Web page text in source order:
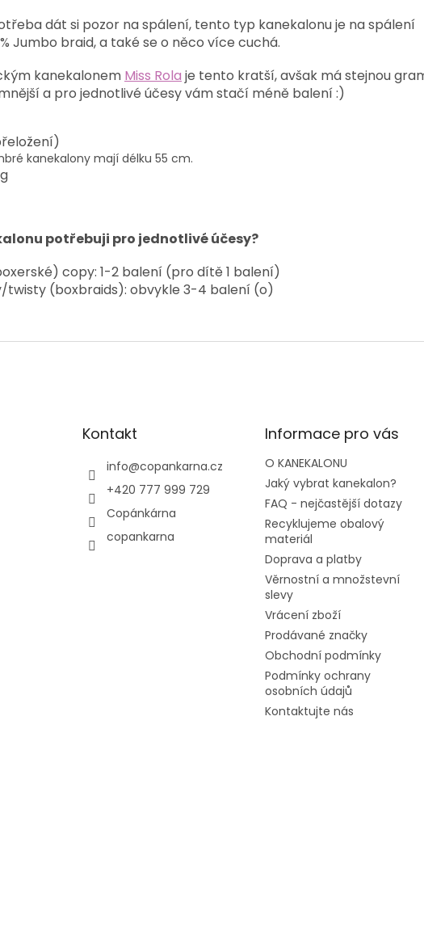
dát si pozor na spálení, tento typ kanekalonu je na spálení
Jumbo braid, a také se o něco více cuchá.
kanekalonem Miss Rola je tento kratší, avšak má stejnou
a pro jednotlivé účesy vám stačí méně balení :)
kanekalony mají délku 55 cm.
potřebuji pro jednotlivé účesy?
copy: 1-2 balení (pro dítě 1 balení)
twisty (boxbraids): obvykle 3-4 balení (o)
Kontakt
info@copankarna.cz
+420 777 999 729
Copánkárna
copankarna
Informace pro vás
O KANEKALONU
Jaký vybrat kanekalon?
FAQ - nejčastější dotazy
Recyklujeme obalový
materiál
Doprava a platby
Věrnostní a množstevní
slevy
Vrácení zboží
Prodávané značky
Obchodní podmínky
Podmínky ochrany
osobních údajů
Kontaktujte nás